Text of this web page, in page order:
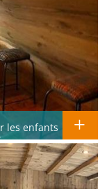
les enfants